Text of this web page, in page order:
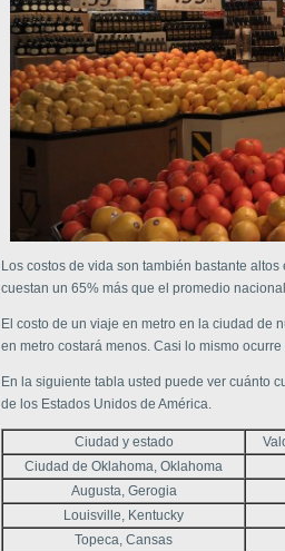
Los costos de vida son también bastante
cuestan un 65% más que el promedio
El costo de un viaje en metro en la ciudad de
en metro costará menos. Casi lo mismo
En la siguiente tabla usted puede ver cuánto
de los Estados Unidos de América.
Ciudad y estado
Ciudad de Oklahoma, Oklahoma
Augusta, Gerogia
Louisville, Kentucky
Topeca, Cansas